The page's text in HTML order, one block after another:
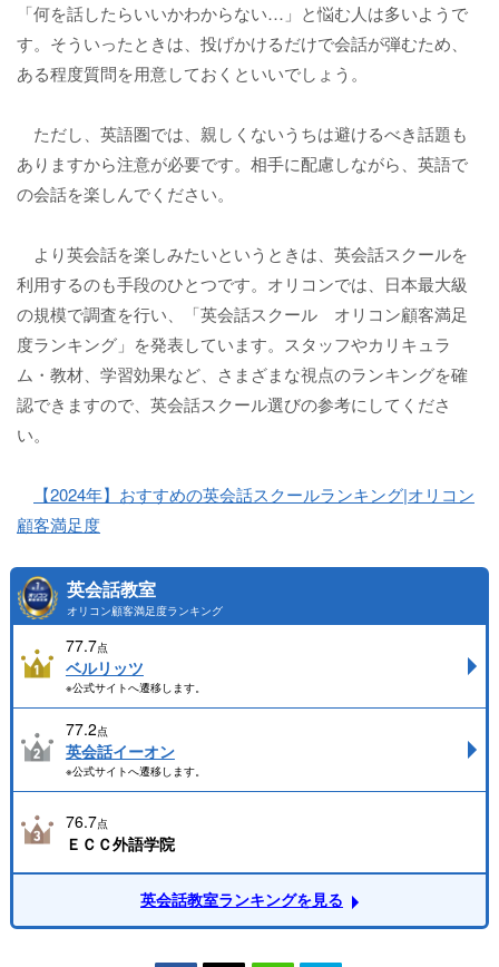
「何を話したらいいかわからない…」と悩む人は多いようで
す。そういったときは、投げかけるだけで会話が弾むため、
ある程度質問を用意しておくといいでしょう。
ただし、英語圏では、親しくないうちは避けるべき話題も
ありますから注意が必要です。相手に配慮しながら、英語で
の会話を楽しんでください。
より英会話を楽しみたいというときは、英会話スクールを
利用するのも手段のひとつです。オリコンでは、日本最大級
の規模で調査を行い、「英会話スクール オリコン顧客満足
度ランキング」を発表しています。スタッフやカリキュラ
ム・教材、学習効果など、さまざまな視点のランキングを確
認できますので、英会話スクール選びの参考にしてくださ
い。
【2024年】おすすめの英会話スクールランキング|オリコン
顧客満足度
英会話教室
オリコン顧客満足度ランキング
77.7点
ベルリッツ
※公式サイトへ遷移します。
77.2点
英会話イーオン
※公式サイトへ遷移します。
76.7点
ＥＣＣ外語学院
英会話教室ランキングを見る